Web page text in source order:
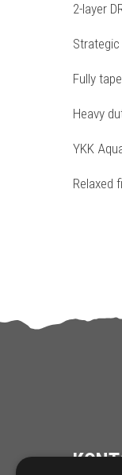
2-layer
Fully
Heavy
YKK
Relaxed